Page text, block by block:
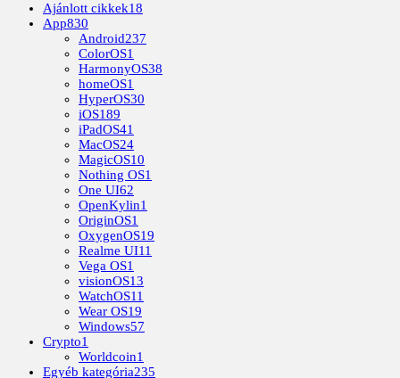
Ajánlott cikkek18
App830
Android237
ColorOS1
HarmonyOS38
homeOS1
HyperOS30
iOS189
iPadOS41
MacOS24
MagicOS10
Nothing OS1
One UI62
OpenKylin1
OriginOS1
OxygenOS19
Realme UI11
Vega OS1
visionOS13
WatchOS11
Wear OS19
Windows57
Crypto1
Worldcoin1
Egyéb kategória235